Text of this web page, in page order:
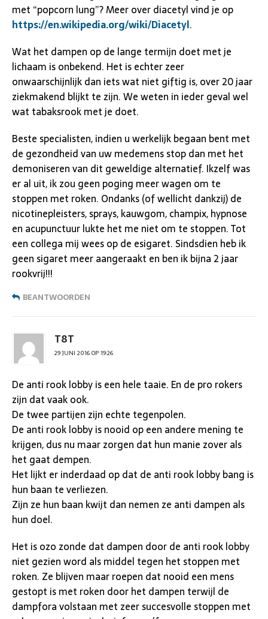
met “popcorn lung”? Meer over diacetyl vind je op
https://en.wikipedia.org/wiki/Diacetyl.
Wat het dampen op de lange termijn doet met je
lichaam is onbekend. Het is echter zeer
onwaarschijnlijk dan iets wat niet giftig is, over 20 jaar
ziekmakend blijkt te zijn. We weten in ieder geval wel
wat tabaksrook met je doet.
Beste specialisten, indien u werkelijk begaan bent met
de gezondheid van uw medemens stop dan met het
demoniseren van dit geweldige alternatief. Ikzelf was
er al uit, ik zou geen poging meer wagen om te
stoppen met roken. Ondanks (of wellicht dankzij) de
nicotinepleisters, sprays, kauwgom, champix, hypnose
en acupunctuur lukte het me niet om te stoppen. Tot
een collega mij wees op de esigaret. Sindsdien heb ik
geen sigaret meer aangeraakt en ben ik bijna 2 jaar
rookvrij!!!
BEANTWOORDEN
T8T
29 JUNI 2016 OP 19:26
De anti rook lobby is een hele taaie. En de pro rokers
zijn dat vaak ook.
De twee partijen zijn echte tegenpolen.
De anti rook lobby is nooid op een andere mening te
krijgen, dus nu maar zorgen dat hun manie zover als
het gaat dempen.
Het lijkt er inderdaad op dat de anti rook lobby bang is
hun baan te verliezen.
Zijn ze hun baan kwijt dan nemen ze anti dampen als
hun doel.
Het is ozo zonde dat dampen door de anti rook lobby
niet gezien word als middel tegen het stoppen met
roken. Ze blijven maar roepen dat nooid een mens
gestopt is met roken door het dampen terwijl de
dampfora volstaan met zeer succesvolle stoppen met